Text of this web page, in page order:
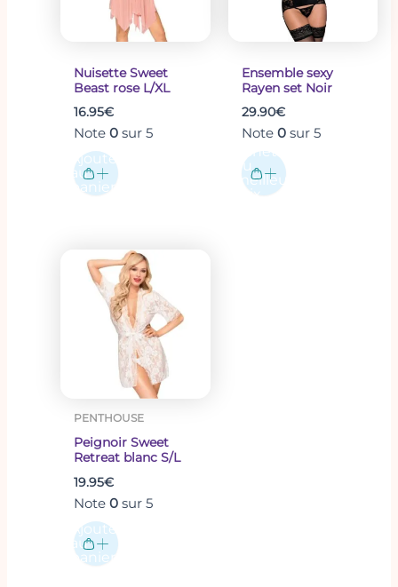
Nuisette Sweet
Beast rose L/XL
16.95€
Note0 sur 5
Ajouter
au
panier
Ensemble sexy
Rayen set Noir
29.90€
Note 0sur 5
Acheter
au
meilleur
prix
options
être
choisies
sur
la
page
du
produit
PENTHOUSE
Peignoir Sweet
Retreat blanc S/L
19.95€
Note0 sur 5
Ajouter
au
panier